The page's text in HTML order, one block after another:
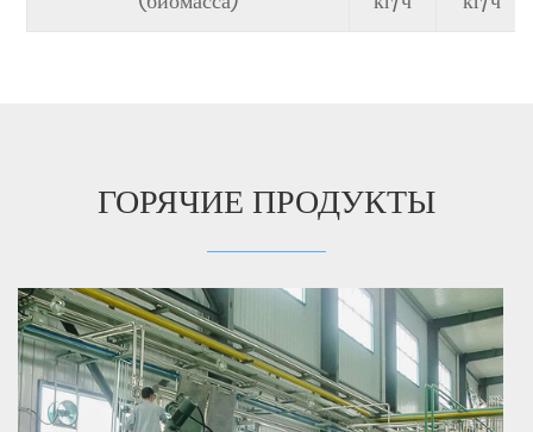
ГОРЯЧИЕ ПРОДУКТЫ